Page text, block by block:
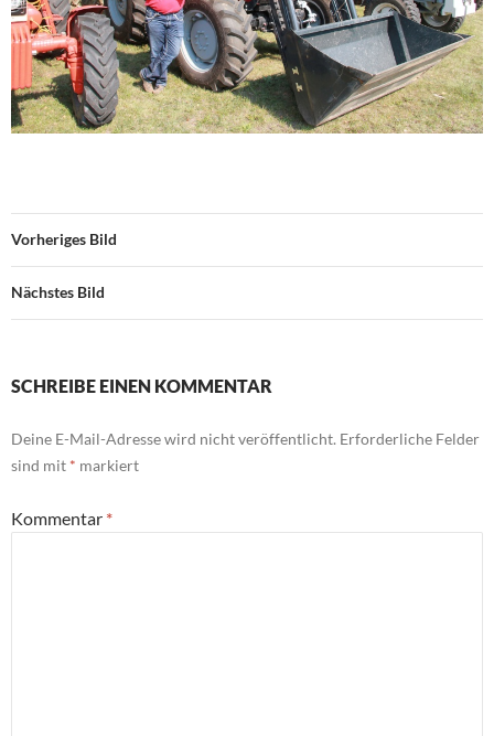
Vorheriges Bild
Nächstes Bild
SCHREIBE EINEN KOMMENTAR
Deine E-Mail-Adresse wird nicht veröffentlicht. Erforderliche Felder
sind mit * markiert
Kommentar *